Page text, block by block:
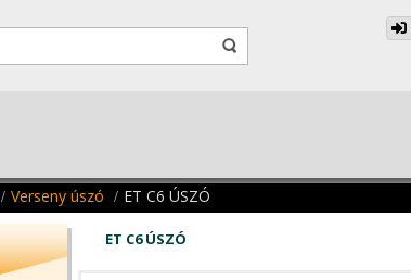
Verseny úszó ET C6 ÚSZÓ
ET C6 ÚSZÓ